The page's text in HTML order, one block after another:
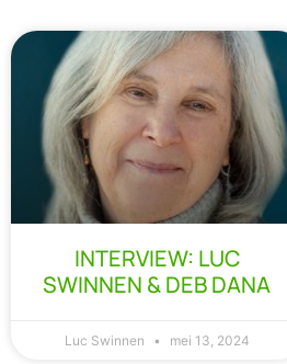
INTERVIEW: LUC
SWINNEN & DEB DANA
Luc Swinnen mei 13, 2024